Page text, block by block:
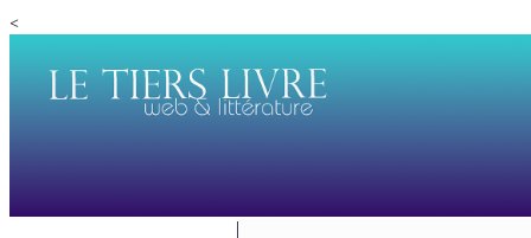
<